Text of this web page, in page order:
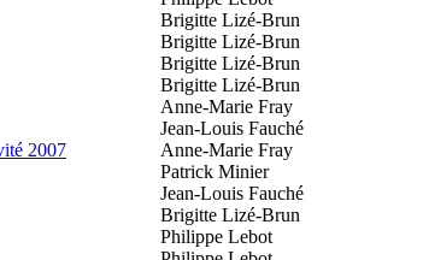
Brigitte Lizé-Brun
Brigitte Lizé-Brun
Brigitte Lizé-Brun
Brigitte Lizé-Brun
Anne-Marie Fray
Jean-Louis Fauché
2007 Anne-Marie Fray
Patrick Minier
Jean-Louis Fauché
Brigitte Lizé-Brun
Philippe Lebot